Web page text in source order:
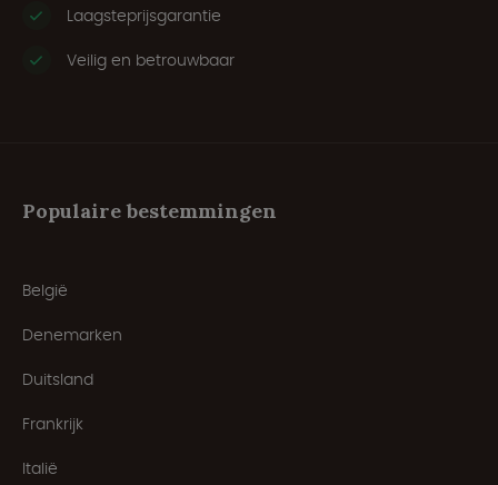
Laagsteprijsgarantie
Veilig en betrouwbaar
Populaire bestemmingen
België
Denemarken
Duitsland
Frankrijk
Italië